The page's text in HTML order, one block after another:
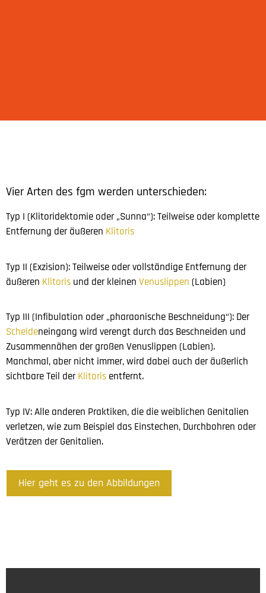
Vier Arten des fgm werden unterschieden:
Typ I (Klitoridektomie oder „Sunna“): Teilweise oder komplette
Entfernung der äußeren Klitoris
Typ II (Exzision): Teilweise oder vollständige Entfernung der
äußeren Klitoris und der kleinen Venuslippen (Labien)
Typ III (Infibulation oder „pharaonische Beschneidung“): Der
Scheideneingang wird verengt durch das Beschneiden und
Zusammennähen der großen Venuslippen (Labien).
Manchmal, aber nicht immer, wird dabei auch der äußerlich
sichtbare Teil derKlitoris entfernt.
Typ IV: Alle anderen Praktiken, die die weiblichen Genitalien
verletzen, wie zum Beispiel das Einstechen, Durchbohren oder
Verätzen der Genitalien.
Hier geht es zu den Abbildungen